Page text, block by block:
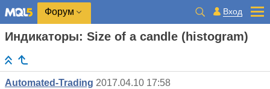
Форум Вход
Индикаторы: Size of a candle (histogram)
Automated-Trading 2017.04.10 17:58